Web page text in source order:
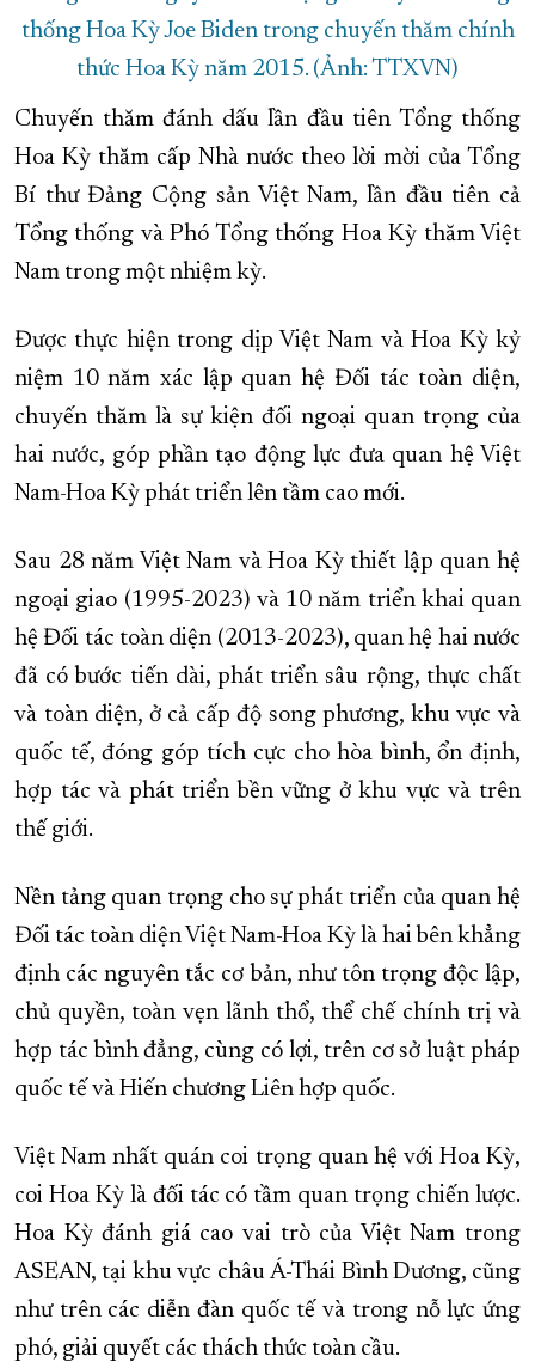
thống Hoa Kỳ Joe Biden trong chuyến thăm chính
thức Hoa Kỳ năm 2015. (Ảnh: TTXVN)
Chuyến thăm đánh dấu lần đầu tiên Tổng thống
Hoa Kỳ thăm cấp Nhà nước theo lời mời của Tổng
Bí thư Đảng Cộng sản Việt Nam, lần đầu tiên cả
Tổng thống và Phó Tổng thống Hoa Kỳ thăm Việt
Nam trong một nhiệm kỳ.
Được thực hiện trong dịp Việt Nam và Hoa Kỳ kỷ
niệm 10 năm xác lập quan hệ Đối tác toàn diện,
chuyến thăm là sự kiện đối ngoại quan trọng của
hai nước, góp phần tạo động lực đưa quan hệ Việt
Nam-Hoa Kỳ phát triển lên tầm cao mới.
Sau 28 năm Việt Nam và Hoa Kỳ thiết lập quan hệ
ngoại giao (1995-2023) và 10 năm triển khai quan
hệ Đối tác toàn diện (2013-2023), quan hệ hai nước
đã có bước tiến dài, phát triển sâu rộng, thực chất
và toàn diện, ở cả cấp độ song phương, khu vực và
quốc tế, đóng góp tích cực cho hòa bình, ổn định,
hợp tác và phát triển bền vững ở khu vực và trên
thế giới.
Nền tảng quan trọng cho sự phát triển của quan hệ
Đối tác toàn diện Việt Nam-Hoa Kỳ là hai bên khẳng
định các nguyên tắc cơ bản, như tôn trọng độc lập,
chủ quyền, toàn vẹn lãnh thổ, thể chế chính trị và
hợp tác bình đẳng, cùng có lợi, trên cơ sở luật pháp
quốc tế và Hiến chương Liên hợp quốc.
Việt Nam nhất quán coi trọng quan hệ với Hoa Kỳ,
coi Hoa Kỳ là đối tác có tầm quan trọng chiến lược.
Hoa Kỳ đánh giá cao vai trò của Việt Nam trong
ASEAN, tại khu vực châu Á-Thái Bình Dương, cũng
như trên các diễn đàn quốc tế và trong nỗ lực ứng
phó, giải quyết các thách thức toàn cầu.